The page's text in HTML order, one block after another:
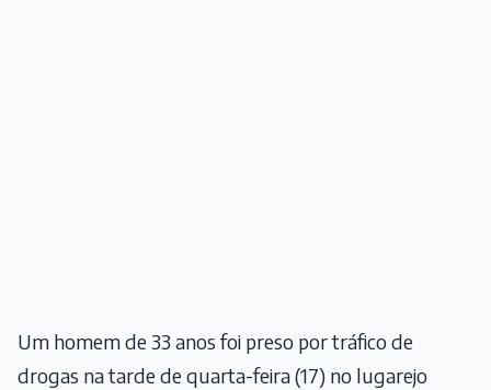
Um homem de 33 anos foi preso por tráfico de
drogas na tarde de quarta-feira (17) no lugarejo